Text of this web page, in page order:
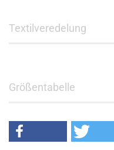
Textilveredelung
Größentabelle